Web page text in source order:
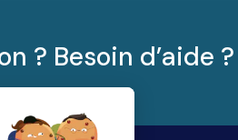
? Besoin d’aide ?